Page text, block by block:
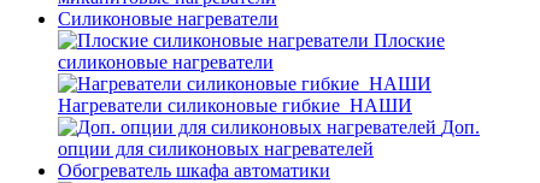
Силиконовые нагреватели
Плоские
силиконовые нагреватели
Нагреватели силиконовые гибкие_НАШИ
Доп.
опции для силиконовых нагревателей
Обогреватель шкафа автоматики